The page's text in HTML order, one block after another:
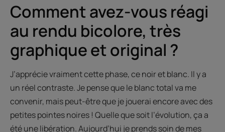
Comment avez-vous réagi
au rendu bicolore, très
graphique et original ?
J’apprécie vraiment cette phase, ce noir et blanc. Il y a
un réel contraste. Je pense que le blanc total va me
convenir, mais peut-être que je jouerai encore avec des
petites pointes noires ! Quelle que soit l’évolution, ça a
été une libération. Aujourd’hui je prends soin de mes